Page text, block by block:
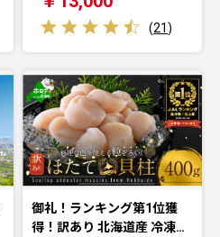
(21)
御礼！ランキング第1位獲
得！訳あり 北海道産 冷凍…